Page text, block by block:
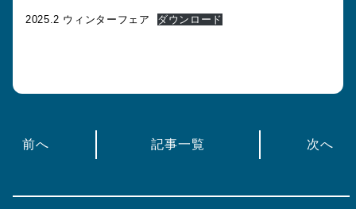
2025.2 ウィンターフェア ダウンロード
前へ 記事一覧 次へ